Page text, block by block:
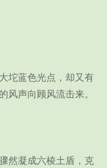
蓝色光点，却又有
风声向顾风流击来。
凝成六棱土盾，克